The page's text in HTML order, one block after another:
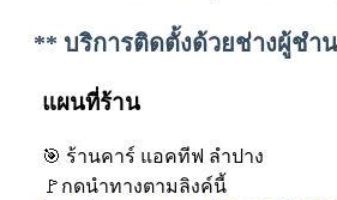
** บริการติดตั้งด้วยช่างผู้ชำ
แผนที่ร้าน
🎯 ร้านคาร์ แอคทีฟ ลำปาง
🚩กดนำทางตามลิงค์นี้